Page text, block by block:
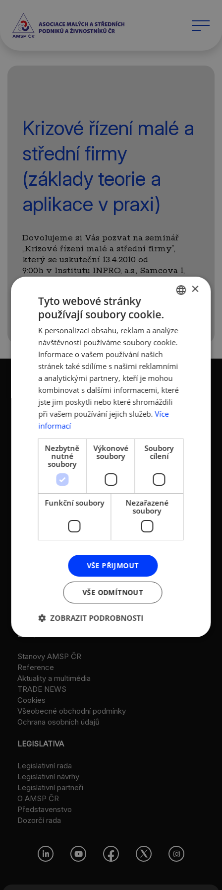
Krizové řízení malé a
střední firmy
(základy teorie a
aplikace v praxi)
Dovolujeme si Vás pozvat na seminář
„Krizové řízení malé a střední firmy“,
který se uskuteční 13.4.2010 od
9:00h v Institutu INPRO, a.s., Samcova 1,
Bližší informace
KONTAKTY
Asociace malých a
středních podniků a
živnostníků České
republiky (AMSP ČR)
značka L 12282 vedená u
Praze (původní
registrace u MV ČR, č.j.
založeno r. 2001)
DIČ: CZ26547783
Sokolovská 100/94
186 00 Praha 8 - Karlín
+420 733 722 512
web: www.amsp.cz
Datová schránka:
ID: au9uavs
DALŠÍ ODKAZY
Stanovy AMSP ČR
Reference
Aktuality a multimédia
TRADE NEWS
Cookies
Všeobecné obchodní podmínky
Ochrana osobních údajů
LEGISLATIVA
Legislativní rada
Legislativní návrhy
Legislativní partneři
O AMSP ČR
Představenstvo
Dozorčí rada
ENGLISH
×
Tyto webové stránky
používají soubory cookie.
K personalizaci obsahu, reklam a analýze
návštěvnosti používáme soubory cookie.
Informace o vašem používání našich
stránek také sdílíme s našimi reklamními
a analytickými partnery, kteří je mohou
kombinovat s dalšími informacemi, které
jste jim poskytli nebo které shromáždili
při vašem používání jejich služeb. Více
informací
Nezbytně
nutné
soubory
Výkonové
soubory
Soubory
cílení
Funkční soubory
Nezařazené
soubory
VŠE PŘIJMOUT
VŠE ODMÍTNOUT
ZOBRAZIT PODROBNOSTI